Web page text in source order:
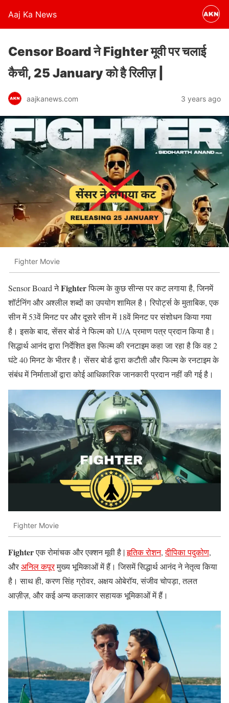
Aaj Ka News
Censor Board ने Fighter मूवी पर चलाई
कैची, 25 January को है रिलीज़ |
aajkanews.com 3 years ago
Fighter Movie
Sensor Board नेFighterफिल्म के कुछ सीन्स पर कट लगाया है, जिनमें
शॉर्टनिंग और अश्लील शब्दों का उपयोग शामिल है। रिपोर्ट्स के मुताबिक, एक
सीन में 53वें मिनट पर और दूसरे सीन में 18वें मिनट पर संशोधन किया गया
है। इसके बाद, सेंसर बोर्ड ने फिल्म को U/A प्रमाण पत्र प्रदान किया है।
सिद्धार्थ आनंद द्वारा निर्देशित इस फिल्म की रनटाइम कहा जा रहा है कि वह 2
घंटे 40 मिनट के भीतर है। सेंसर बोर्ड द्वारा कटौती और फिल्म के रनटाइम के
संबंध में निर्माताओं द्वारा कोई आधिकारिक जानकारी प्रदान नहीं की गई है।
Fighter Movie
Fighterएक रोमांचक और एक्शन मूवी है |हृतिक रोशन,दीपिका पदुकोण,
औरअनिल कपूरमुख्य भूमिकाओं में हैं। जिसमें सिद्धार्थ आनंद ने नेतृत्व किया
है। साथ ही, करण सिंह ग्रोवर, अक्षय ओबेरॉय, संजीव चोपड़ा, तलत
आज़ीज़, और कई अन्य कलाकार सहायक भूमिकाओं में हैं।